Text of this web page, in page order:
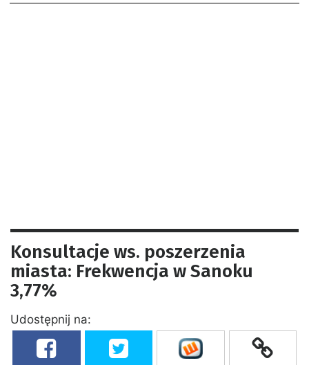
Konsultacje ws. poszerzenia
miasta: Frekwencja w Sanoku
3,77%
Udostępnij na: